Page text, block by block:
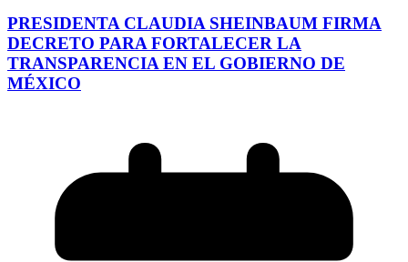
PRESIDENTA CLAUDIA SHEINBAUM FIRMA
DECRETO PARA FORTALECER LA
TRANSPARENCIA EN EL GOBIERNO DE
MÉXICO